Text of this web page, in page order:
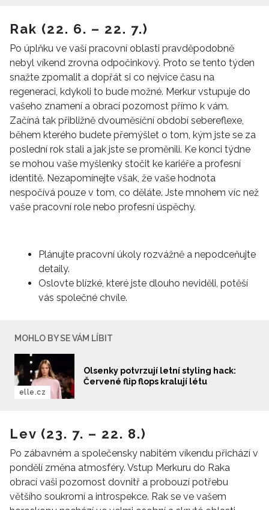
Rak (22. 6. – 22. 7.)
Po úplňku ve vaší pracovní oblasti pravděpodobně
nebyl víkend zrovna odpočinkový. Proto se tento týden
snažte zpomalit a dopřát si co nejvíce času na
regeneraci, kdykoli to bude možné. Merkur vstupuje do
vašeho znamení a obrací pozornost přímo k vám.
Začíná tak přibližně dvouměsíční období sebereflexe,
během kterého budete přemýšlet o tom, kým jste se za
poslední rok stali a jak jste se proměnili. Ke konci týdne
se mohou vaše myšlenky stočit ke kariéře a profesní
identitě. Nezapomínejte však, že vaše hodnota
nespočívá pouze v tom, co děláte. Jste mnohem víc než
vaše pracovní role nebo profesní úspěchy.
Plánujte pracovní úkoly rozvážně a nepodceňujte
detaily.
Oslovte blízké, které jste dlouho neviděli, potěší
vás společné chvíle.
MOHLO BY SE VÁM LÍBIT
Olsenky potvrzují letní styling hack:
Červené flip flops kralují létu
elle.cz
Lev (23. 7. – 22. 8.)
Po zábavném a společensky nabitém víkendu přichází v
pondělí změna atmosféry. Vstup Merkuru do Raka
obrací vaši pozornost dovnitř a probouzí potřebu
většího soukromí a introspekce. Rak se ve vašem